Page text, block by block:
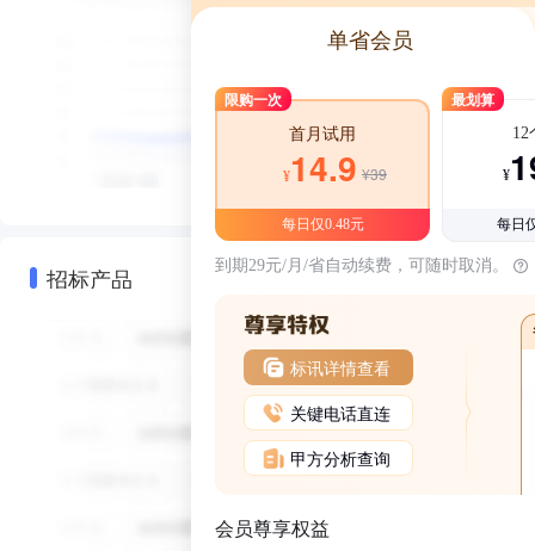
招标产品
单省会员
限购一次
首月试用
¥14.9 ¥39
每日仅0.48元
最划算
12
¥
每日
到期29元/月/省自动续费，可随时取消。
标讯详情查看
关键电话直连
甲方分析查询
会员尊享权益